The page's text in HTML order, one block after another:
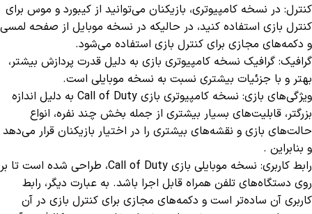
کنترل: در نسخه کامپیوتری، بازیکنان می‌توانید از کیبورد و موس برای
کنترل بازی استفاده کنید، در حالیکه در نسخه موبایل از صفحه لمسی
و دکمه‌های مجازی برای کنترل بازی استفاده می‌شود.
گرافیک: گرافیک نسخه کامپیوتری بازی به دلیل قدرت پردازش بیشتر،
بهتر و با جزئیات بیشتری نسبت به نسخه موبایلی است.
ویژگی‌های بازی: نسخه کامپیوتری بازی Call of Duty به دلیل اندازه
بزرگتر، قابلیت‌های بسیار بیشتری از جمله بخش چند نفره، انواع
حالت‌های بازی و نقشه‌های بیشتری را در اختیار بازیکنان قرار می‌دهد
و بنابراین .
رابط کاربری: نسخه موبایلی بازی Call of Duty، طراحی شده است تا بر
روی دستگاه‌های تلفن همراه قابل اجرا باشد. به عبارت دیگر، رابط
کاربری آن ساده‌تر است و دکمه‌های مجازی برای کنترل بازی در آن